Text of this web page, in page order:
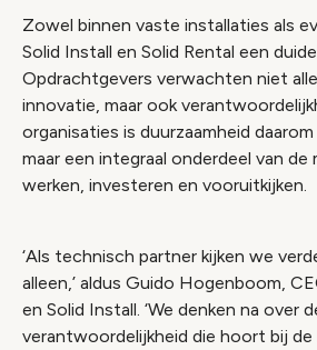
Zowel binnen vaste installaties als
Solid Install en Solid Rental een
Opdrachtgevers verwachten niet
innovatie, maar ook
organisaties is duurzaamheid
maar een integraal onderdeel van de
werken, investeren en vooruitkijken.
‘Als technisch partner kijken we
alleen,’ aldus Guido Hogenboom,
en Solid Install. ‘We denken na over
verantwoordelijkheid die hoort bij de